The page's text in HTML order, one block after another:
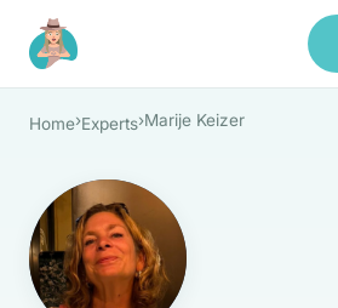
Ga naar de inhoud
Home›Experts›Marije Keizer
MK